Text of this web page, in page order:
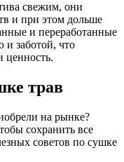
свежим, они
и при этом дольше
и переработанные
и заботой, что
ценность.
трав
на рынке?
сохранить все
советов по сушке